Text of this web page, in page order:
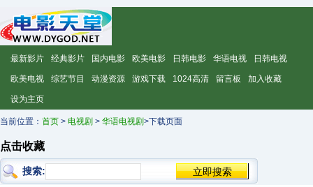
最新影片 经典影片 国内电影 欧美电影 日韩电影 华语电视 日韩电视
欧美电视 综艺节目 动漫资源 游戏下载 1024高清 留言板 加入收藏
设为主页
当前位置： 首页 > 电视剧 > 华语电视剧>下载页面
点击收藏
搜索: